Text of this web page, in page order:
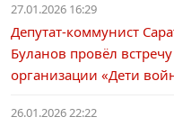
27.01.2026 16:29
Депутат-коммунист
Буланов провёл
организации «Дети
26.01.2026 22:22